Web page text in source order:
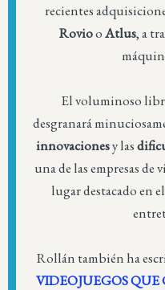
recientes
RoviooAtlus, a
El voluminoso
desgranará
innovacionesy las
una de las empresas de
lugar destacado en
Rollán también ha
VIDEOJUEGOS